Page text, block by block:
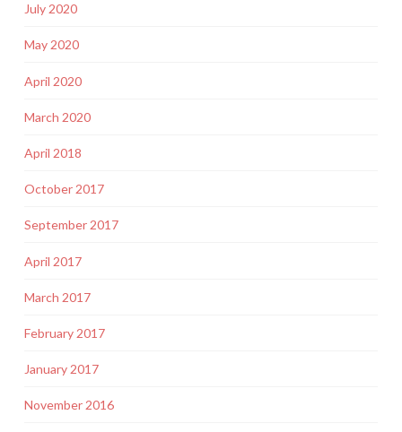
July 2020
May 2020
April 2020
March 2020
April 2018
October 2017
September 2017
April 2017
March 2017
February 2017
January 2017
November 2016